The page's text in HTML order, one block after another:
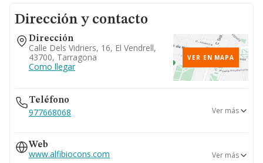
Dirección y contacto
Dirección
Calle Dels Vidriers, 16, El Vendrell,
43700, Tarragona
Como llegar
VER EN MAPA
Teléfono
977668068
877909523
Ver más
Web
www.alfibiocons.com Ver más